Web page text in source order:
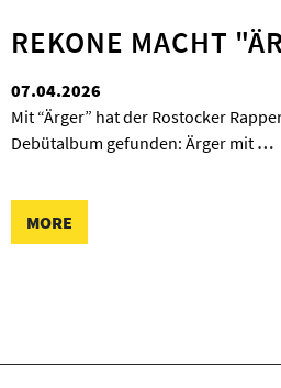
REKONE MACHT
07.04.2026
Mit “Ärger” hat der Rostocker
Debütalbum gefunden: Ärger mit …
MORE